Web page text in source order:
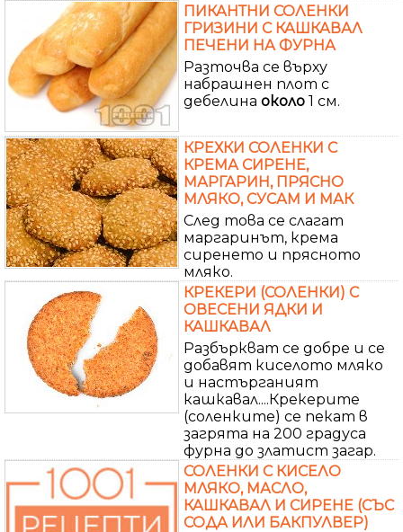
ПИКАНТНИ СОЛЕНКИ
ГРИЗИНИ С КАШКАВАЛ
ПЕЧЕНИ НА ФУРНА
Разточва се върху
набрашнен плот с
дебелина около 1 см.
КРЕХКИ СОЛЕНКИ С
КРЕМА СИРЕНЕ,
МАРГАРИН, ПРЯСНО
МЛЯКО, СУСАМ И МАК
След това се слагат
маргаринът, крема
сиренето и прясното
мляко.
КРЕКЕРИ (СОЛЕНКИ) С
ОВЕСЕНИ ЯДКИ И
КАШКАВАЛ
Разбъркват се добре и се
добавят киселото мляко
и настърганият
кашкавал....Крекерите
(соленките) се пекат в
загрята на 200 градуса
фурна до златист загар.
СОЛЕНКИ С КИСЕЛО
МЛЯКО, МАСЛО,
КАШКАВАЛ И СИРЕНЕ (СЪС
СОДА ИЛИ БАКПУЛВЕР)